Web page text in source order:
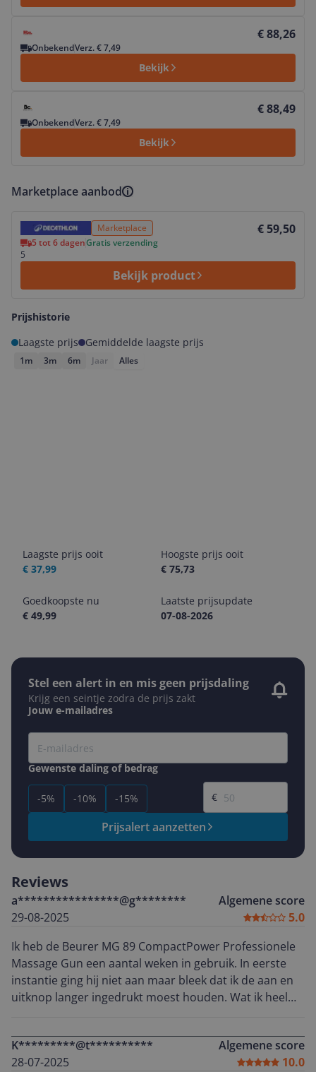
€ 88,26
OnbekendVerz. € 7,49
Bekijk
€ 88,49
OnbekendVerz. € 7,49
Bekijk
Marketplace aanbod
Marketplace € 59,50
5 tot 6 dagenGratis verzending
5
Bekijk product
Bekijk product
Prijshistorie
Laagste prijs
Gemiddelde laagste prijs
1m 3m 6m Jaar Alles
Laagste prijs ooit
€ 37,99
Hoogste prijs ooit
€ 75,73
Goedkoopste nu
€ 49,99
Laatste prijsupdate
07-08-2026
Stel een alert in en mis geen prijsdaling
Krijg een seintje zodra de prijs zakt
Jouw e-mailadres
Gewenste daling of bedrag
-5% -10% -15%
Gewenste prijs
€
Prijsalert aanzetten
Reviews
a****************@g********
29-08-2025
Algemene score
5.0
Ik heb de Beurer MG 89 CompactPower Professionele
Massage Gun een aantal weken in gebruik. In eerste
instantie ging hij niet aan maar bleek dat ik de aan en
uitknop langer ingedrukt moest houden. Wat ik heel
aan het apparaat zitten als je hem gebruikt. De
batterijduur is goed. Het apparaat heeft 5 standen
K*********@t**********
28-07-2025
Algemene score
10.0